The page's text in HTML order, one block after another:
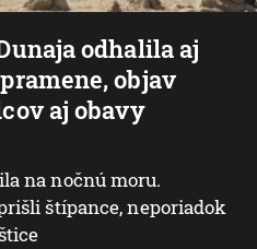
odhalila aj
objav
aj obavy
na nočnú moru.
štípance, neporiadok